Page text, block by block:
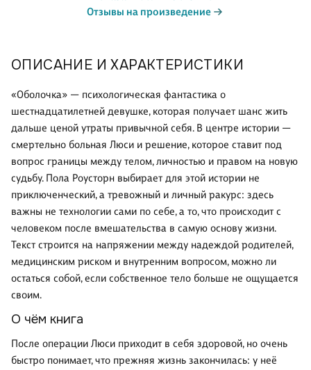
ОПИСАНИЕ И ХАРАКТЕРИСТИКИ
«Оболочка» — психологическая фантастика о
шестнадцатилетней девушке, которая получает шанс жить
дальше ценой утраты привычной себя. В центре истории —
смертельно больная Люси и решение, которое ставит под
вопрос границы между телом, личностью и правом на новую
судьбу. Пола Роусторн выбирает для этой истории не
приключенческий, а тревожный и личный ракурс: здесь
важны не технологии сами по себе, а то, что происходит с
человеком после вмешательства в самую основу жизни.
Текст строится на напряжении между надеждой родителей,
медицинским риском и внутренним вопросом, можно ли
остаться собой, если собственное тело больше не ощущается
своим.
О чём книга
После операции Люси приходит в себя здоровой, но очень
быстро понимает, что прежняя жизнь закончилась: у неё
Отзывы на произведение